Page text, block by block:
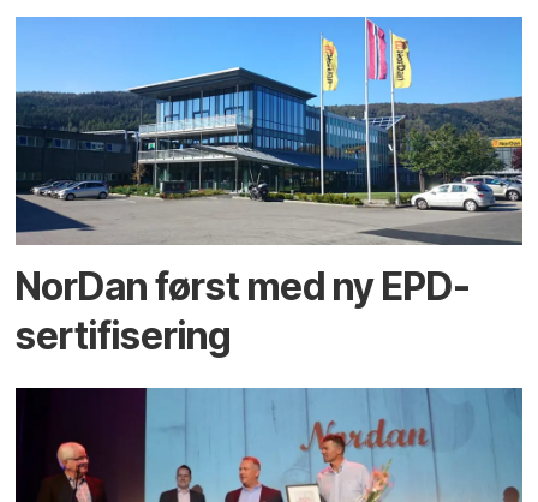
NorDan først med ny EPD-
sertifisering